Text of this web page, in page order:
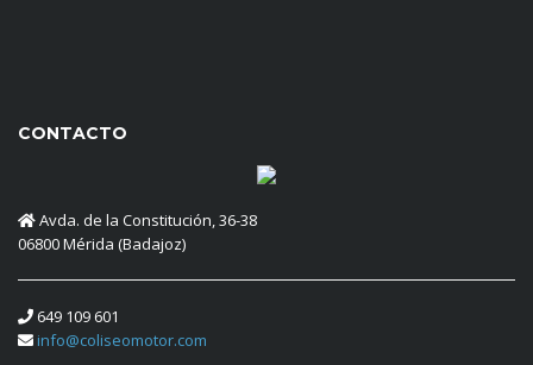
CONTACTO
Avda. de la Constitución, 36-38
06800 Mérida (Badajoz)
649 109 601
info@coliseomotor.com